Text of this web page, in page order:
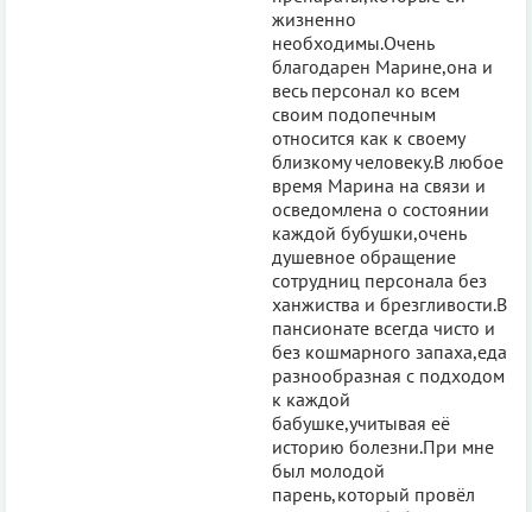
жизненно
необходимы.Очень
благодарен Марине,она и
весь персонал ко всем
своим подопечным
относится как к своему
близкому человеку.В любое
время Марина на связи и
осведомлена о состоянии
каждой бубушки,очень
душевное обращение
сотрудниц персонала без
ханжиства и брезгливости.В
пансионате всегда чисто и
без кошмарного запаха,еда
разнообразная с подходом
к каждой
бабушке,учитывая её
историю болезни.При мне
был молодой
парень,который провёл